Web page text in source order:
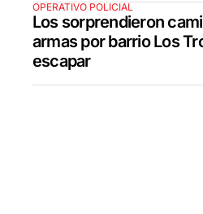
OPERATIVO POLICIAL
Los sorprendieron
armas por barrio Los
escapar